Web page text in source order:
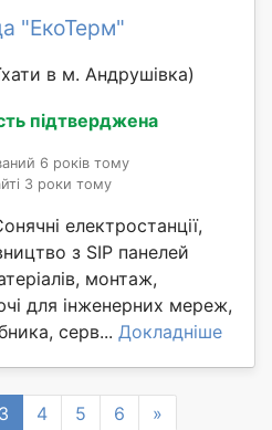
"ЕкоТерм"
в м. Андрушівка)
підтверджена
6 років тому
3 роки тому
електростанції,
з SIP панелей
монтаж,
для інженерних мереж,
серв... Докладніше
3 4 5 6 »